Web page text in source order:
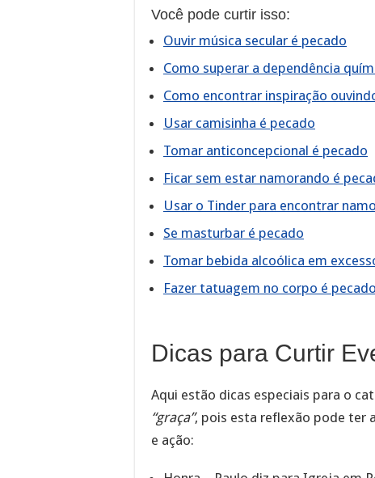
Você pode curtir isso:
Ouvir música secular é pecado
Como superar a dependência
Como encontrar inspiração
Usar camisinha é pecado
Tomar anticoncepcional é pecado
Ficar sem estar namorando é
Usar o Tinder para encontrar
Se masturbar é pecado
Tomar bebida alcoólica em
Fazer tatuagem no corpo é pecado
Dicas para Curtir
Aqui estão dicas especiais para o
“graça”, pois esta reflexão pode ter
e ação: